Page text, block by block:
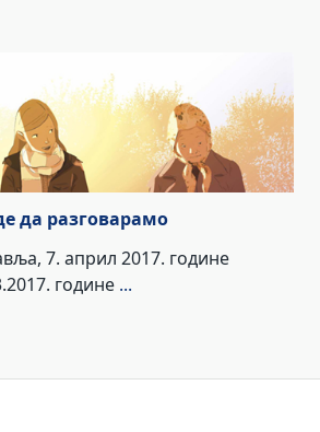
да разговарамо
7. април 2017. године
године ...